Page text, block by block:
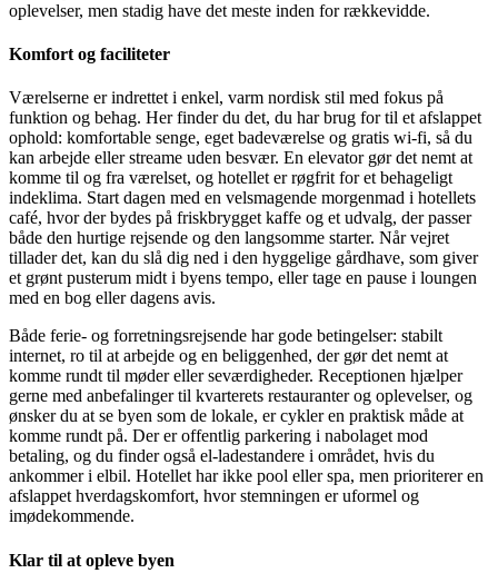
oplevelser, men stadig have det meste inden for rækkevidde.
Komfort og faciliteter
Værelserne er indrettet i enkel, varm nordisk stil med fokus på
funktion og behag. Her finder du det, du har brug for til et afslappet
ophold: komfortable senge, eget badeværelse og gratis wi-fi, så du
kan arbejde eller streame uden besvær. En elevator gør det nemt at
komme til og fra værelset, og hotellet er røgfrit for et behageligt
indeklima. Start dagen med en velsmagende morgenmad i hotellets
café, hvor der bydes på friskbrygget kaffe og et udvalg, der passer
både den hurtige rejsende og den langsomme starter. Når vejret
tillader det, kan du slå dig ned i den hyggelige gårdhave, som giver
et grønt pusterum midt i byens tempo, eller tage en pause i loungen
med en bog eller dagens avis.
Både ferie- og forretningsrejsende har gode betingelser: stabilt
internet, ro til at arbejde og en beliggenhed, der gør det nemt at
komme rundt til møder eller seværdigheder. Receptionen hjælper
gerne med anbefalinger til kvarterets restauranter og oplevelser, og
ønsker du at se byen som de lokale, er cykler en praktisk måde at
komme rundt på. Der er offentlig parkering i nabolaget mod
betaling, og du finder også el-ladestandere i området, hvis du
ankommer i elbil. Hotellet har ikke pool eller spa, men prioriterer en
afslappet hverdagskomfort, hvor stemningen er uformel og
imødekommende.
Klar til at opleve byen